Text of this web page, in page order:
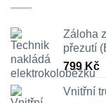
Záloha
přezutí
799Kč
Vnitřní